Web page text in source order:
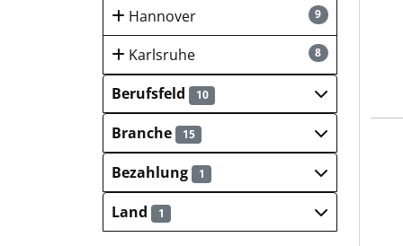
9
Hannover
8
Karlsruhe
Berufsfeld
10
Branche 15
Bezahlung 1
Land 1